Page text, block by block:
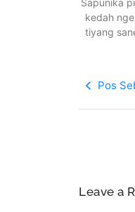
kedah
tiyang
Pos
Leave a